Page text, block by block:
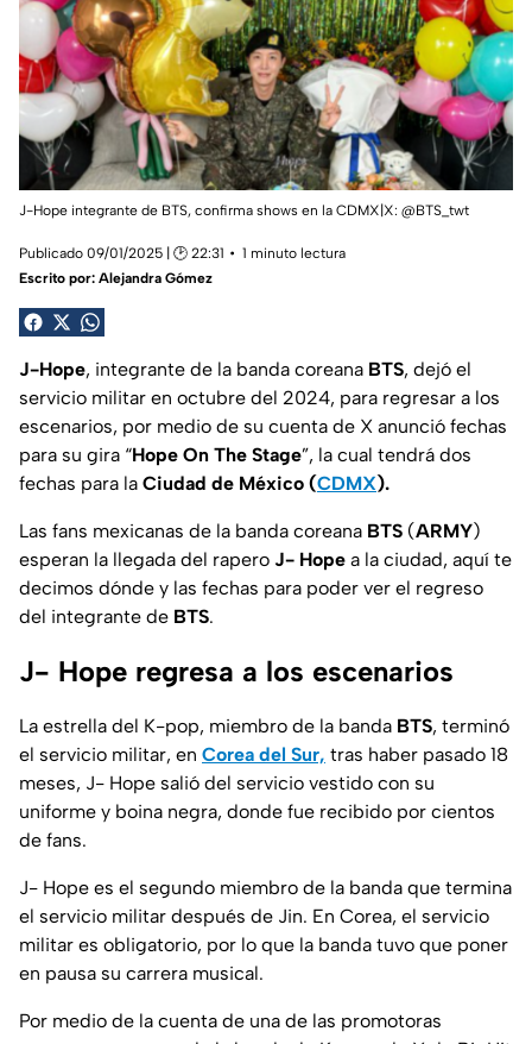
J-Hope integrante de BTS, confirma shows en la CDMX|X: @BTS_twt
Publicado 09/01/2025 | 🕑 22:31
1 minuto lectura
Escrito por: Alejandra Gómez
J-Hope, integrante de la banda coreana BTS, dejó el
servicio militar en octubre del 2024, para regresar a los
escenarios, por medio de su cuenta de X anunció fechas
para su gira “Hope On The Stage”, la cual tendrá dos
fechas para la Ciudad de México (CDMX).
Las fans mexicanas de la banda coreana BTS (ARMY)
esperan la llegada del rapero J- Hope a la ciudad, aquí te
decimos dónde y las fechas para poder ver el regreso
del integrante de BTS.
J- Hope regresa a los escenarios
La estrella del K-pop, miembro de la banda BTS, terminó
el servicio militar, en Corea del Sur, tras haber pasado 18
meses, J- Hope salió del servicio vestido con su
uniforme y boina negra, donde fue recibido por cientos
de fans.
J- Hope es el segundo miembro de la banda que termina
el servicio militar después de Jin. En Corea, el servicio
militar es obligatorio, por lo que la banda tuvo que poner
en pausa su carrera musical.
Por medio de la cuenta de una de las promotoras